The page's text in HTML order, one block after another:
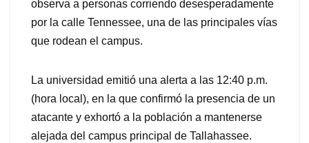
observa a personas corriendo desesperadamente
por la calle Tennessee, una de las principales vías
que rodean el campus.
La universidad emitió una alerta a las 12:40 p.m.
(hora local), en la que confirmó la presencia de un
atacante y exhortó a la población a mantenerse
alejada del campus principal de Tallahassee.